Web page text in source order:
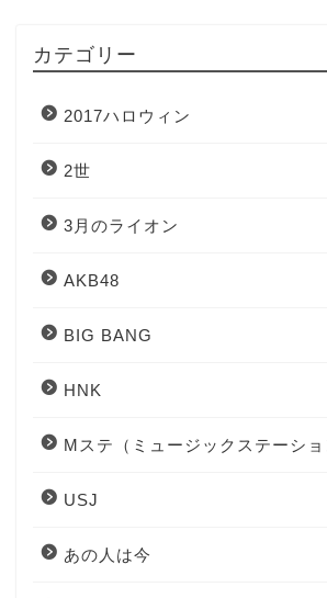
カテゴリー
2017ハロウィン
2世
3月のライオン
AKB48
BIG BANG
HNK
Mステ（ミュージックステーショ
USJ
あの人は今